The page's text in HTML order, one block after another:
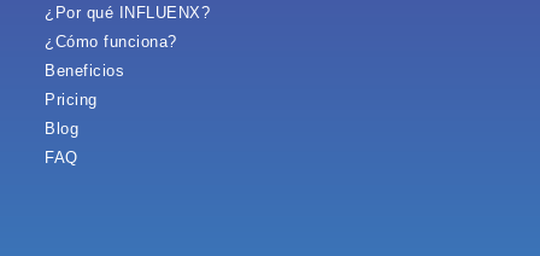
¿Por qué INFLUENX?
¿Cómo funciona?
Beneficios
Pricing
Blog
FAQ